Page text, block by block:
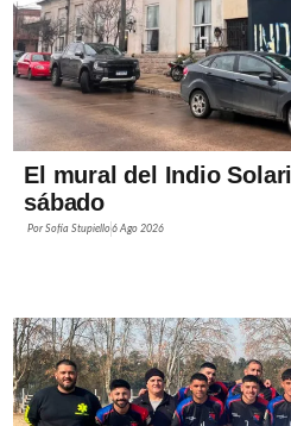
El mural del Indio
sábado
PorSofía Stupiello6 Ago 2026